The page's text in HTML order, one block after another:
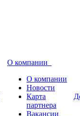
О компании
О компании
Новости
Карта
партнера
Вакансии